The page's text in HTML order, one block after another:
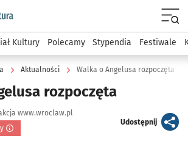
wroclaw.pl podserwis: Kultura
Kultury Polecamy Stypendia Festiwale
Aktualności Walka o Angelusa rozpoczęta
rozpoczęta
www.wroclaw.pl
Udostępnijartykuł